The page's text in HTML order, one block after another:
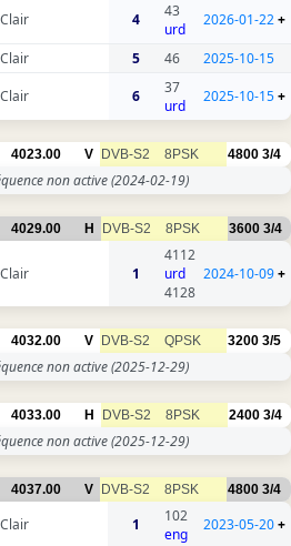
Clair 4
43
urd
2026-01-22+
Clair 5 46
2025-10-15
Clair 6
37
urd
2025-10-15+
4023.00 V DVB-S2 8PSK 4800 3/4
non active(2024-02-19)
4029.00 H DVB-S2 8PSK 3600 3/4
Clair 1
4112
urd
4128
2024-10-09+
4032.00 V DVB-S2 QPSK 3200 3/5
non active(2025-12-29)
4033.00 H DVB-S2 8PSK 2400 3/4
non active(2025-12-29)
4037.00 V DVB-S2 8PSK 4800 3/4
Clair 1
102
eng
2023-05-20+